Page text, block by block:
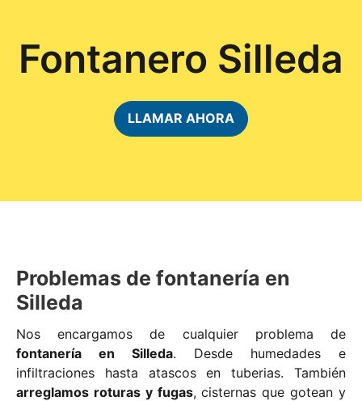
Fontanero Silleda
LLAMAR AHORA
Problemas de fontanería en
Silleda
Nos encargamos de cualquier problema de
fontanería en Silleda. Desde humedades e
infiltraciones hasta atascos en tuberias. También
arreglamos roturas y fugas, cisternas que gotean y